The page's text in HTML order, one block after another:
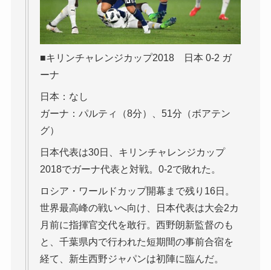
■キリンチャレンジカップ2018 日本 0-2 ガ
ーナ
日本：なし
ガーナ：パルティ（8分）、51分（ボアテン
グ）
日本代表は30日、キリンチャレンジカップ
2018でガーナ代表と対戦。0-2で敗れた。
ロシア・ワールドカップ開幕まで残り16日。
世界最高峰の戦いへ向け、日本代表は大会2カ
月前に指揮官交代を敢行。西野朗新監督のも
と、千葉県内で行われた短期間の事前合宿を
経て、新生西野ジャパンは初陣に臨んだ。